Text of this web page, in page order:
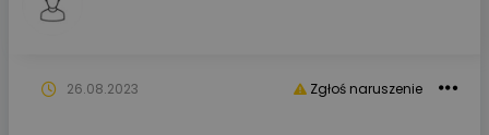
Zgłoś naruszenie
26.08.2023